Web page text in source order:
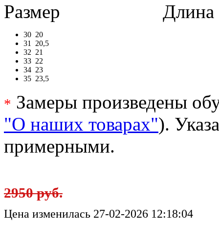
Размер
Длина в
30 20
31
20,5
32 21
33 22
34 23
35 23,5
* Замеры произведены
"О наших товарах").
примерными.
2950 руб.
Цена изменилась 27-02-2026 12:18:04